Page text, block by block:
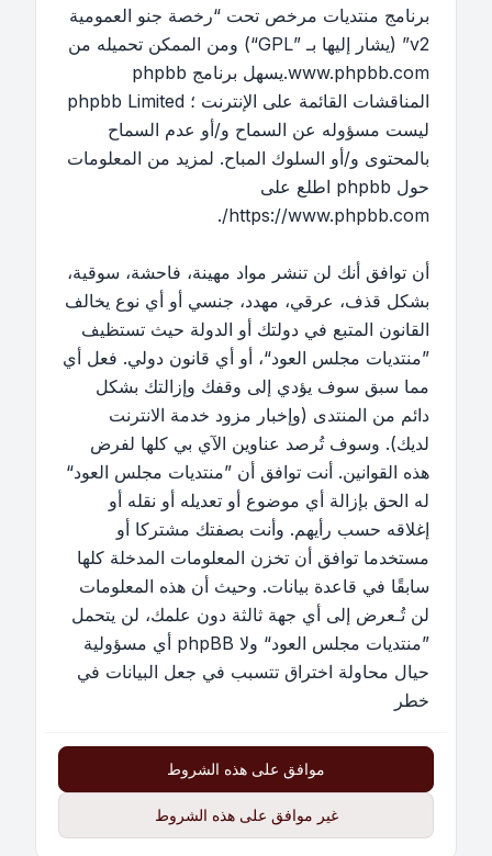
برنامج منتديات مرخص تحت “رخصة جنو العمومية
v2” (يشار إليها بـ ”GPL“) ومن الممكن تحميله من
www.phpbb.com
.يسهل برنامج phpbb
المناقشات القائمة على الإنترنت ؛ phpbb Limited
ليست مسؤوله عن السماح و/أو عدم السماح
بالمحتوى و/أو السلوك المباح. لمزيد من المعلومات
حول phpbb اطلع على
https://www.phpbb.com/
.
أن توافق أنك لن تنشر مواد مهينة، فاحشة، سوقية،
بشكل قذف، عرقي، مهدد، جنسي أو أي نوع يخالف
القانون المتبع في دولتك أو الدولة حيث تستظيف
”منتديات مجلس العود“، أو أي قانون دولي. فعل أي
مما سبق سوف يؤدي إلى وقفك وإزالتك بشكل
دائم من المنتدى (وإخبار مزود خدمة الانترنت
لديك). وسوف تُرصد عناوين الآي بي كلها لفرض
هذه القوانين. أنت توافق أن ”منتديات مجلس العود“
له الحق بإزالة أي موضوع أو تعديله أو نقله أو
إغلاقه حسب رأيهم. وأنت بصفتك مشتركا أو
مستخدما توافق أن تخزن المعلومات المدخلة كلها
سابقًا في قاعدة بيانات. وحيث أن هذه المعلومات
لن تُـعرض إلى أي جهة ثالثة دون علمك، لن يتحمل
”منتديات مجلس العود“ ولا phpBB أي مسؤولية
حيال محاولة اختراق تتسبب في جعل البيانات في
خطر
موافق على هذه الشروط
غير موافق على هذه الشروط